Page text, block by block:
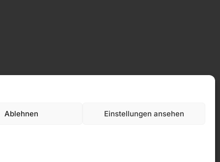
Ablehnen Einstellungen ansehen